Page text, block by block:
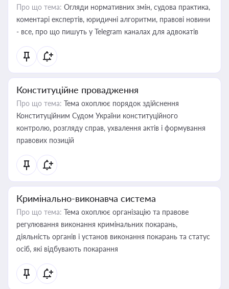
Про що тема: Огляди нормативних змін, судова практика,
коментарі експертів, юридичні алгоритми, правові новини
- все, про що пишуть у Telegram каналах для адвокатів
Конституційне провадження
Про що тема: Тема охоплює порядок здійснення
Конституційним Судом України конституційного
контролю, розгляду справ, ухвалення актів і формування
правових позицій
Кримінально-виконавча система
Про що тема: Тема охоплює організацію та правове
регулювання виконання кримінальних покарань,
діяльність органів і установ виконання покарань та статус
осіб, які відбувають покарання